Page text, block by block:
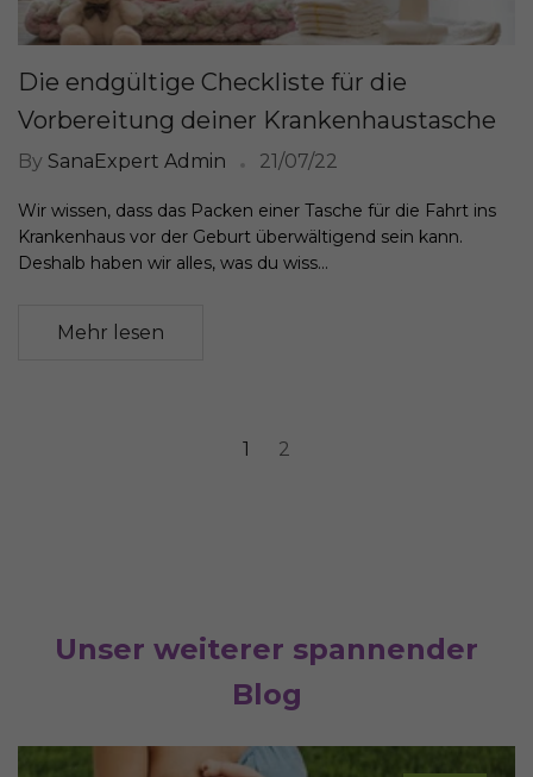
Die endgültige Checkliste für die
Vorbereitung deiner Krankenhaustasche
By SanaExpert Admin 21/07/22
Wir wissen, dass das Packen einer Tasche für die Fahrt ins
Krankenhaus vor der Geburt überwältigend sein kann.
Deshalb haben wir alles, was du wiss...
Mehr lesen
1 2
Unser weiterer spannender
Blog